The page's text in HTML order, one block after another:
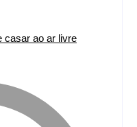
casar ao ar livre